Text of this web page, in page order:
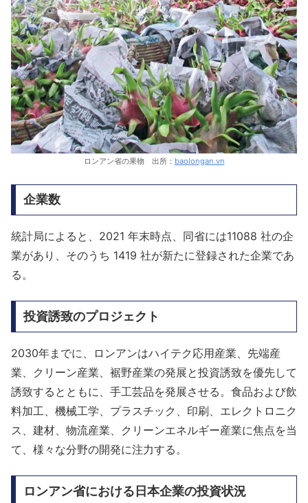
ロンアン省の果物 出所： baolongan.vn
企業数
統計局によると、2021 年末時点、同省には11088 社の企
業があり、そのうち 1419 社が新たに登録された企業であ
る。
投資誘致のプロジェクト
2030年までに、ロンアンはハイテク応用産業、先端産
業、クリーン産業、裾野産業の発展と投資誘致を優先して
誘致するとともに、手工芸品を発展させる。食品および飲
料加工、機械工学、プラスチック、印刷、エレクトロニク
ス、建材、物流産業、クリーンエネルギー産業に焦点を当
て、様々な分野の開発に注力する。
ロンアン省における日本企業の投資状況